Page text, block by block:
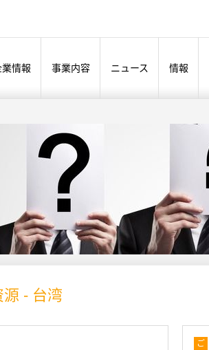
業情報 事業内容 ニュース 情報
- 台湾
ご